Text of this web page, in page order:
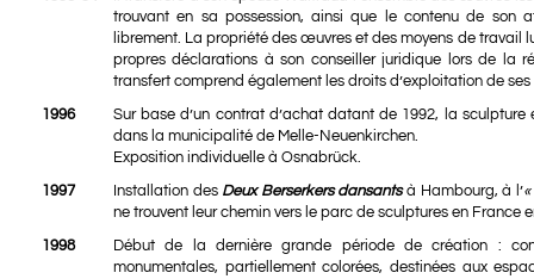
trouvant en sa possession, ainsi que le contenu de son
librement. La propriété des œuvres et des moyens de travail
propres déclarations à son conseiller juridique lors de la
transfert comprend également les droits d’exploitation de
1996
Sur base d’un contrat d’achat datant de 1992, la
dans la municipalité de Melle-Neuenkirchen.
Exposition individuelle à Osnabrück.
1997
Installation des Deux Berserkers dansantsà Hambourg, à l’
ne trouvent leur chemin vers le parc de sculptures en France
1998
Début de la dernière grande période de création :
monumentales, partiellement colorées, destinées aux